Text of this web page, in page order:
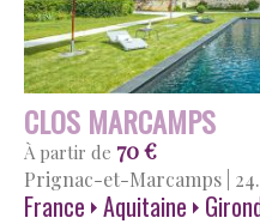
CLOS MARCAMPS
À partir de 70 €
Prignac-et-Marcamps
France Aquitaine